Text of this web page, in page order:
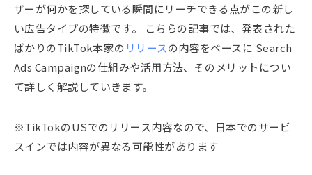
ザーが何かを探している瞬間にリーチできる点がこの新し
い広告タイプの特徴です。 こちらの記事では、発表された
ばかりのTikTok本家の リリースの内容をベースに Search
Ads Campaignの仕組みや活用方法、そのメリットについ
て詳しく解説していきます。
※TikTokのUSでのリリース内容なので、日本でのサービ
スインでは内容が異なる可能性があります